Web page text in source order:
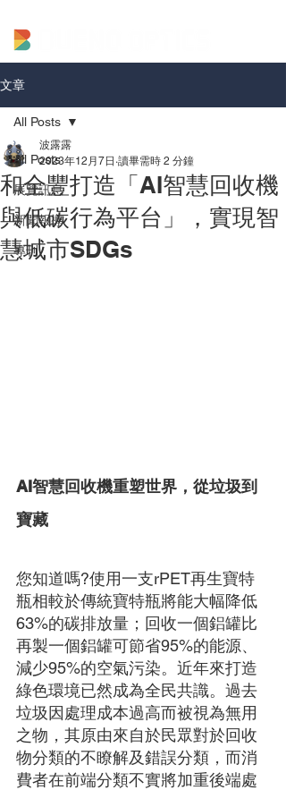
文章
All Posts
展覽訊息
新聞報導
專刊
All Posts
和全豐打造「AI智慧回收機
與低碳行為平台」，實現智
慧城市SDGs
波露露
2023年12月7日 讀畢需時 2 分鐘
AI智慧回收機重塑世界，從垃圾到
寶藏
您知道嗎?使用一支rPET再生寶特
瓶相較於傳統寶特瓶將能大幅降低
63%的碳排放量；回收一個鋁罐比
再製一個鋁罐可節省95%的能源、
減少95%的空氣污染。近年來打造
綠色環境已然成為全民共識。過去
垃圾因處理成本過高而被視為無用
之物，其原由來自於民眾對於回收
物分類的不瞭解及錯誤分類，而消
費者在前端分類不實將加重後端處